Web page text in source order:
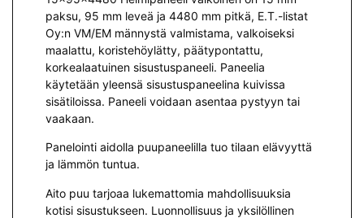
paksu, 95 mm leveä ja 4480 mm pitkä, E.T.-listat
Oy:n VM/EM männystä valmistama, valkoiseksi
maalattu, koristehöylätty, päätypontattu,
korkealaatuinen sisustuspaneeli. Paneelia
käytetään yleensä sisustuspaneelina kuivissa
sisätiloissa. Paneeli voidaan asentaa pystyyn tai
vaakaan.
Panelointi aidolla puupaneelilla tuo tilaan elävyyttä
ja lämmön tuntua.
Aito puu tarjoaa lukemattomia mahdollisuuksia
kotisi sisustukseen. Luonnollisuus ja yksilöllinen